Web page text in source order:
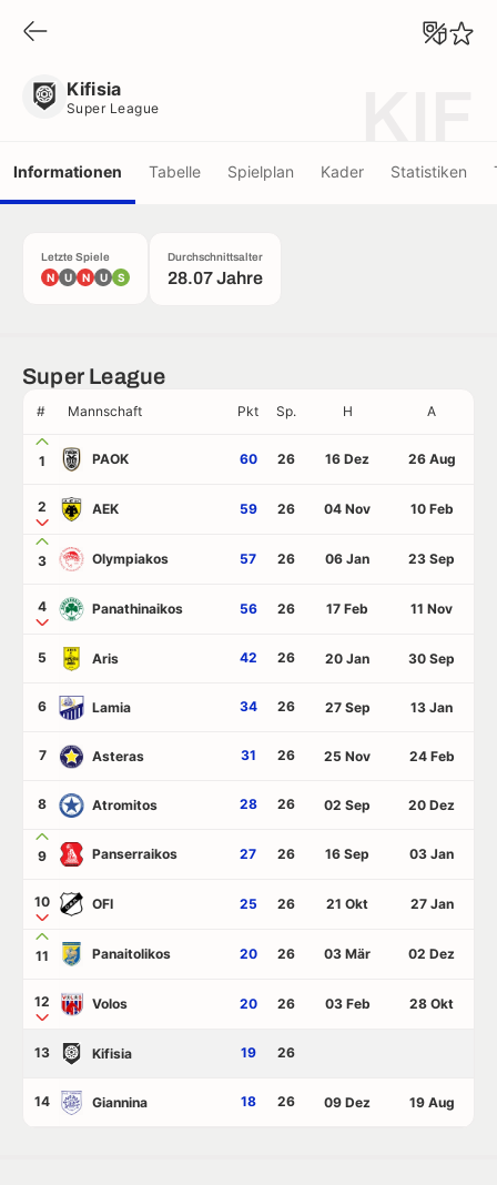
Kifisia
Super League
Informationen Tabelle Spielplan Kader Statistiken
Letzte Spiele
N U N U S
Durchschnittsalter
28.07 Jahre
Super League
# Mannschaft Pkt Sp. H A
1 PAOK 60 26 16 Dez 26 Aug
2 AEK 59 26 04 Nov 10 Feb
3 Olympiakos 57 26 06 Jan 23 Sep
4 Panathinaikos 56 26 17 Feb 11 Nov
5 Aris 42 26 20 Jan 30 Sep
6 Lamia 34 26 27 Sep 13 Jan
7 Asteras 31 26 25 Nov 24 Feb
8 Atromitos 28 26 02 Sep 20 Dez
9 Panserraikos 27 26 16 Sep 03 Jan
10 OFI 25 26 21 Okt 27 Jan
11 Panaitolikos 20 26 03 Mär 02 Dez
12 Volos 20 26 03 Feb 28 Okt
13 Kifisia 19 26
14 Giannina 18 26 09 Dez 19 Aug